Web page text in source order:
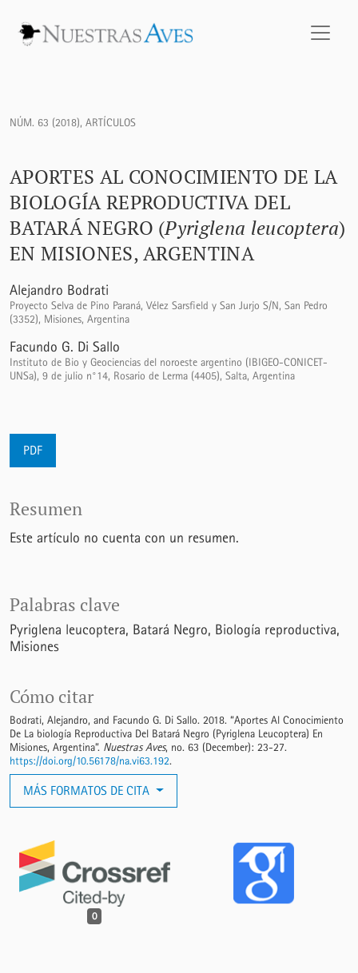
NÚM. 63 (2018), ARTÍCULOS
APORTES AL CONOCIMIENTO DE LA
BIOLOGÍA REPRODUCTIVA DEL
BATARÁ NEGRO (Pyriglena leucoptera)
EN MISIONES, ARGENTINA
Alejandro Bodrati
Proyecto Selva de Pino Paraná, Vélez Sarsfield y San Jurjo S/N, San Pedro
(3352), Misiones, Argentina
Facundo G. Di Sallo
Instituto de Bio y Geociencias del noroeste argentino (IBIGEO-CONICET-
UNSa), 9 de julio n°14, Rosario de Lerma (4405), Salta, Argentina
PDF
Palabras clave
Pyriglena leucoptera Batará Negro Biología reproductiva
Misiones
Cómo citar
Bodrati, Alejandro, and Facundo G. Di Sallo. 2018. “Aportes Al Conocimiento
De La biología Reproductiva Del Batará Negro (Pyriglena Leucoptera) En
Misiones, Argentina”. Nuestras Aves, no. 63 (December): 23-27.
https://doi.org/10.56178/na.vi63.192.
MÁS FORMATOS DE CITA
0
Resumen
Este artículo no cuenta con un resumen.